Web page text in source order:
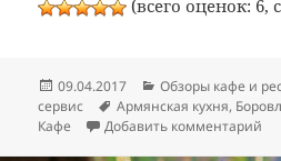
(всего оценок: 6,
Опубликовано
09.04.2017 Рубрики
Обзоры кафе и
сервис
Метки
Армянская кухня,
Кафе
Добавить комментарий